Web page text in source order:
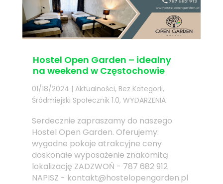
Hostel Open Garden – idealny
na weekend w Częstochowie
01/18/2024 | Aktualności, Bez Kategorii,
Śródmiejski Społecznik 1.0, WYDARZENIA
Serdecznie zapraszamy do naszego
Hostel Open Garden. Oferujemy:
wygodne pokoje atrakcyjne ceny
doskonałe wyposażenie znakomitą
lokalizację ZADZWOŃ - 787 682 912
NAPISZ - kontakt@hostelopengarden.pl